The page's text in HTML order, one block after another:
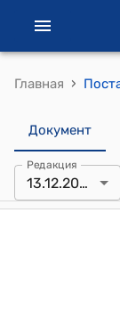
Главная ›
Документ
Редакция
13.12.2023